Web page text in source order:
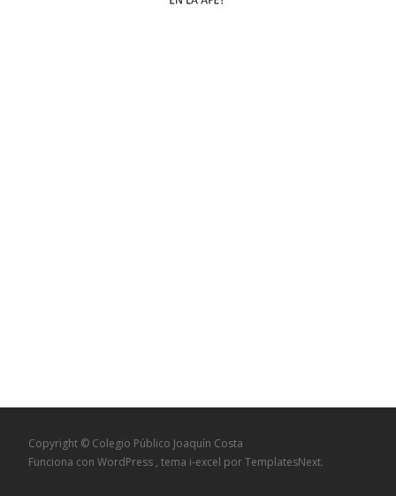
Copyright © Colegio Público Joaquín Costa
Funciona con WordPress , tema i-excel por TemplatesNext.